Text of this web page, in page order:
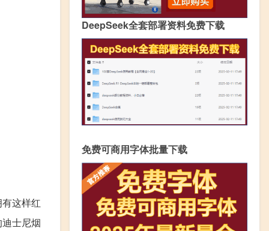
这样红
士尼烟
DeepSeek全套部署资料免费下载
免费可商用字体批量下载